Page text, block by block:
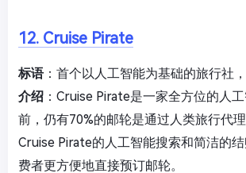
12. Cruise Pirate
标语：首个以人工智能为基础的旅行社，
介绍 ：Cruise Pirate是一家全方位的人
前，仍有70%的邮轮是通过人类旅行代理
Cruise Pirate的人工智能搜索和简洁的
费者更方便地直接预订邮轮。